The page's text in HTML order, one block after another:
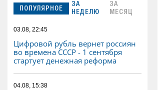
ПОПУЛЯРНОЕ
ЗА
НЕДЕЛЮ
ЗА
МЕСЯЦ
03.08, 22:45
Цифровой рубль вернет россиян
во времена СССР - 1 сентября
стартует денежная реформа
04.08, 15:38